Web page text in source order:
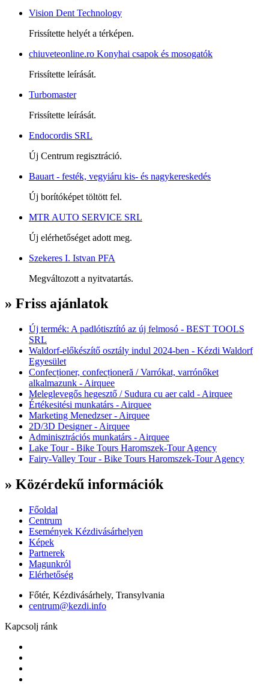
Vision Dent Technology
Frissítette helyét a térképen.
chiuveteonline.ro Konyhai csapok és mosogatók
Frissítette leírását.
Turbomaster
Frissítette leírását.
Endocordis SRL
Új Centrum regisztráció.
Bauart - festék, vegyiáru kis- és nagykereskedés
Új borítóképet töltött fel.
MTR AUTO SERVICE SRL
Új elérhetőséget adott meg.
Szekeres I. Istvan PFA
Megváltozott a nyitvatartás.
» Friss ajánlatok
Új termék: A padlótisztító az új felmosó - BEST TOOLS
SRL
Waldorf-előkészítő osztály indul 2024-ben - Kézdi Waldorf
Egyesület
Confecționer, confecționeră / Varrókat, varrónőket
alkalmazunk - Airquee
Meleglevegős hegesztő / Sudura cu aer cald - Airquee
Értékesitési munkatárs - Airquee
Marketing Menedzser - Airquee
2D/3D Designer - Airquee
Adminisztrációs munkatárs - Airquee
Lake Tour - Bike Tours Haromszek-Tour Agency
Fairy-Valley Tour - Bike Tours Haromszek-Tour Agency
» Közérdekű információk
Főoldal
Centrum
Események Kézdivásárhelyen
Képek
Partnerek
Magunkról
Elérhetőség
Főtér, Kézdivásárhely, Transylvania
centrum@kezdi.info
Kapcsolj ránk